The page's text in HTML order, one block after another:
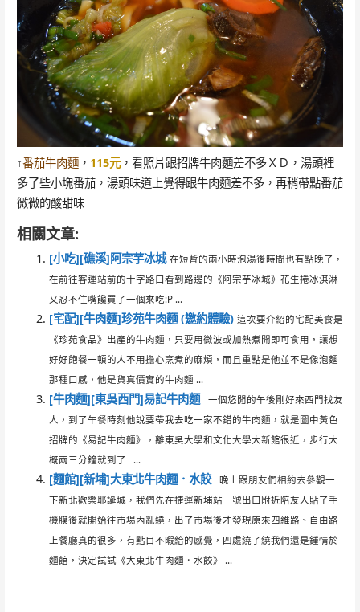
↑番茄牛肉麵， 115元，看照片跟招牌牛肉麵差不多ＸＤ，湯頭裡
多了些小塊番茄，湯頭味道上覺得跟牛肉麵差不多，再稍帶點番茄
微微的酸甜味
相關文章:
[小吃][礁溪]阿宗芋冰城 在短暫的兩小時泡湯後時間也有點晚了，
在前往客運站前的十字路口看到路邊的《阿宗芋冰城》花生捲冰淇淋
又忍不住嘴饞買了一個來吃:P ...
[宅配][牛肉麵]珍苑牛肉麵 (邀約體驗) 這次要介紹的宅配美食是
《珍苑食品》出產的牛肉麵，只要用微波或加熱煮開即可食用，讓想
好好飽餐一頓的人不用擔心烹煮的麻煩，而且重點是他並不是像泡麵
那種口感，他是貨真價實的牛肉麵 ...
[牛肉麵][東吳西門]易記牛肉麵
一個悠閒的午後剛好來西門找友
人，到了午餐時刻他說要帶我去吃一家不錯的牛肉麵，就是圖中黃色
招牌的《易記牛肉麵》，離東吳大學和文化大學大新館很近，步行大
概兩三分鐘就到了 ...
[麵館][新埔]大東北牛肉麵．水餃
晚上跟朋友們相約去參觀一
下新北歡樂耶誕城，我們先在捷運新埔站一號出口附近陪友人貼了手
機膜後就開始往市場內亂繞，出了市場後才發現原來四維路、自由路
上餐廳真的很多，有點目不暇給的感覺，四處繞了繞我們還是鍾情於
麵館，決定試試《大東北牛肉麵．水餃》 ...